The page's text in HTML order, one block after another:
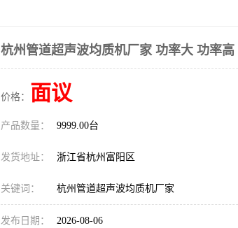
杭州管道超声波均质机厂家 功率大 功率高
价格： 面议
产品数量： 9999.00台
发货地址： 浙江省杭州富阳区
关键词： 杭州管道超声波均质机厂家
发布日期： 2026-08-06